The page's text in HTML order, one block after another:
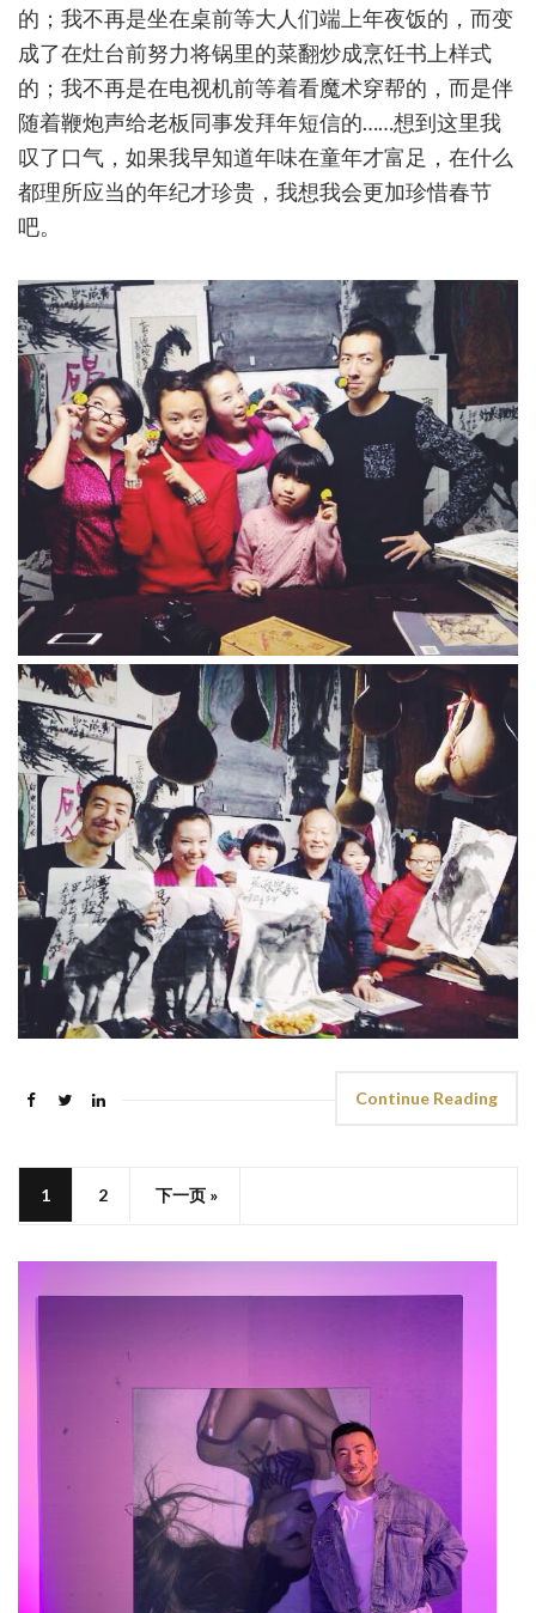
的；我不再是坐在桌前等大人们端上年夜饭的，而变
成了在灶台前努力将锅里的菜翻炒成烹饪书上样式
的；我不再是在电视机前等着看魔术穿帮的，而是伴
随着鞭炮声给老板同事发拜年短信的……想到这里我
叹了口气，如果我早知道年味在童年才富足，在什么
都理所应当的年纪才珍贵，我想我会更加珍惜春节
吧。
Continue Reading
1 2 下一页 »